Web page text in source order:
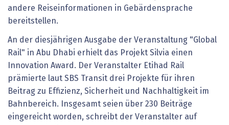
andere Reiseinformationen in Gebärdensprache
bereitstellen.
An der diesjährigen Ausgabe der Veranstaltung "Global
Rail" in Abu Dhabi erhielt das Projekt Silvia einen
Innovation Award. Der Veranstalter Etihad Rail
prämierte laut SBS Transit drei Projekte für ihren
Beitrag zu Effizienz, Sicherheit und Nachhaltigkeit im
Bahnbereich. Insgesamt seien über 230 Beiträge
eingereicht worden, schreibt der Veranstalter auf